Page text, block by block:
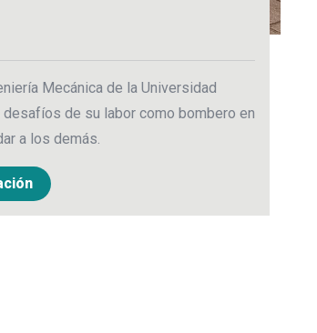
Mecánica de la Universidad
de su labor como bombero en
a los demás.